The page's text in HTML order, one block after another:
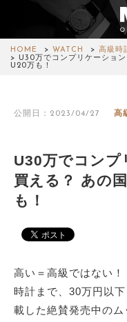
HOME WATCH
高級時
U30万でコンプリケーショ
U20万も！
公開日：2023/04/27 高
U30万でコン
買える？ あの
も！
高い＝高級ではない
時計まで、30万円以下
載した絶賛発売中のム
FASHION
CAR&BIKE
COLUMN
MAGAZINE
ABOUT SITE